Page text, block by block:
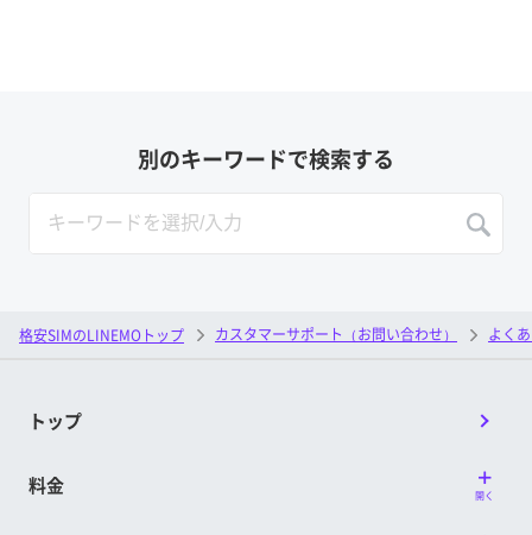
別のキーワードで検索する
格安SIMのLINEMOトップ カスタマーサポート（お問い合わせ） よく
トップ
料金 開く